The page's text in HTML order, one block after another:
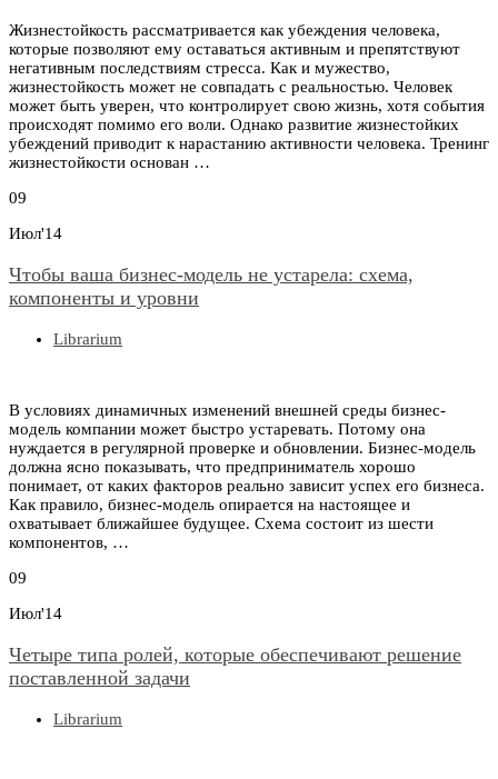
Жизнестойкость рассматривается как убеждения человека,
которые позволяют ему оставаться активным и препятствуют
негативным последствиям стресса. Как и мужество,
жизнестойкость может не совпадать с реальностью. Человек
может быть уверен, что контролирует свою жизнь, хотя события
происходят помимо его воли. Однако развитие жизнестойких
убеждений приводит к нарастанию активности человека. Тренинг
жизнестойкости основан …
09
Июл'14
Чтобы ваша бизнес-модель не устарела: схема,
компоненты и уровни
Librarium
В условиях динамичных изменений внешней среды бизнес-
модель компании может быстро устаревать. Потому она
нуждается в регулярной проверке и обновлении. Бизнес-модель
должна ясно показывать, что предприниматель хорошо
понимает, от каких факторов реально зависит успех его бизнеса.
Как правило, бизнес-модель опирается на настоящее и
охватывает ближайшее будущее. Схема состоит из шести
компонентов, …
09
Июл'14
Четыре типа ролей, которые обеспечивают решение
поставленной задачи
Librarium